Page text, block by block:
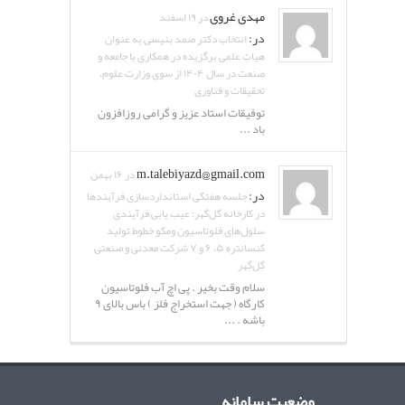
مهدی غرویدر ۱۹ اسفند
در:انتخاب دکتر صمد بنیسی به عنوان
هیات علمی برگزیده در همکاری با جامعه و
صنعت در سال ۱۴۰۴ از سوی وزارت علوم،
تحقیقات و فناوری
توفیقات استاد عزیز و گرامی روزافزون
باد ...
m.talebiyazd@gmail.comدر ۱۶ بهمن
در:جلسه هفتگی استانداردسازی فرآیندها
در کارخانه گل‌گهر: عیب یابی فرآیندی
سلول‌های فلوتاسیون ومکو خطوط تولید
کنسانتره ۵، ۶ و ۷ شرکت معدنی و صنعتی
گل‌گهر
سلام وقت بخیر . پی اچ آب فلوتاسیون
کارگاه ( جهت استخراج فلز ) باس بالای ۹
باشه . ...